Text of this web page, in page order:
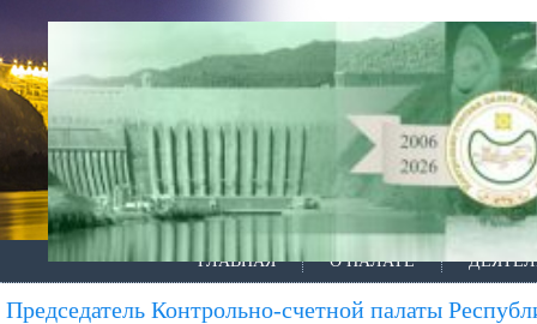
ГЛАВНАЯ О ПАЛАТЕ
Председатель Контрольно-счетной палаты